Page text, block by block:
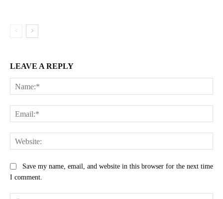
LEAVE A REPLY
Save my name, email, and website in this browser for the next time
I comment.